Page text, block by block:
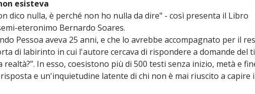
esisteva
dico nulla, è perché non ho nulla da dire" - così presenta il Libro
eteronimo Bernardo Soares.
Pessoa aveva 25 anni, e che lo avrebbe accompagnato per il
di labirinto in cui l'autore cercava di rispondere a domande del
In esso, coesistono più di 500 testi senza inizio, metà e
e un'inquietudine latente di chi non è mai riuscito a capire